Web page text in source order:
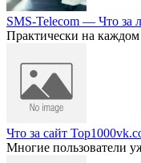
SMS-Telecom — Что за
Практически на
Что за сайт
Многие пользователи